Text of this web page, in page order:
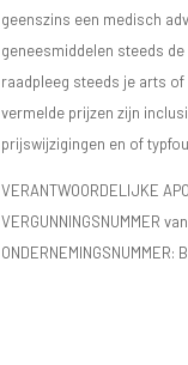
geenszins een medisch
geneesmiddelen steeds
raadpleeg steeds je arts
vermelde prijzen zijn
prijswijzigingen en of
VERANTWOORDELIJKE
VERGUNNINGSNUMMER
ONDERNEMINGSNUMMER: